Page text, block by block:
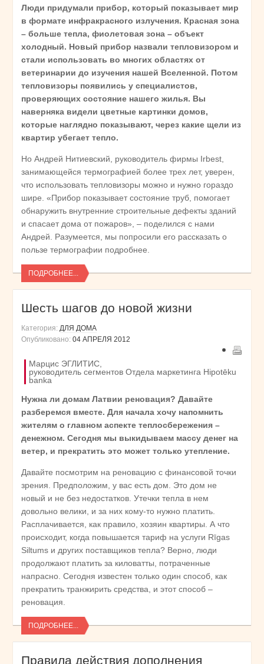
Люди придумали прибор, который показывает мир
в формате инфракрасного излучения. Красная зона
– больше тепла, фиолетовая зона – объект
холодный. Новый прибор назвали тепловизором и
стали использовать во многих областях от
ветеринарии до изучения нашей Вселенной. Потом
тепловизоры появились у специалистов,
проверяющих состояние нашего жилья. Вы
наверняка видели цветные картинки домов,
которые наглядно показывают, через какие щели из
квартир убегает тепло.
Но Андрей Нитиевский, руководитель фирмы Irbest,
занимающейся термографией более трех лет, уверен,
что использовать тепловизоры можно и нужно гораздо
шире. «Прибор показывает состояние труб, помогает
обнаружить внутренние строительные дефекты зданий
и спасает дома от пожаров», – поделился с нами
Андрей. Разумеется, мы попросили его рассказать о
пользе термографии подробнее.
ПОДРОБНЕЕ...
Шесть шагов до новой жизни
Категория: ДЛЯ ДОМА
Опубликовано: 04 АПРЕЛЯ 2012
Марцис ЭГЛИТИС,
руководитель сегментов Отдела маркетинга Hipotēku
banka
Нужна ли домам Латвии реновация? Давайте
разберемся вместе. Для начала хочу напомнить
жителям о главном аспекте теплосбережения –
денежном. Сегодня мы выкидываем массу денег на
ветер, и прекратить это может только утепление.
Давайте посмотрим на реновацию с финансовой точки
зрения. Предположим, у вас есть дом. Это дом не
новый и не без недостатков. Утечки тепла в нем
довольно велики, и за них кому-то нужно платить.
Расплачивается, как правило, хозяин квартиры. А что
происходит, когда повышается тариф на услуги Rīgas
Siltums и других поставщиков тепла? Верно, люди
продолжают платить за киловатты, потраченные
напрасно. Сегодня известен только один способ, как
прекратить транжирить средства, и этот способ –
реновация.
ПОДРОБНЕЕ...
Правила действия дополнения